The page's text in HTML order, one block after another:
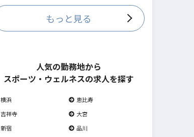
もっと見る
人気の勤務地から
スポーツ・ウェルネスの求人を探す
横浜
恵比寿
吉祥寺
大宮
新宿
品川